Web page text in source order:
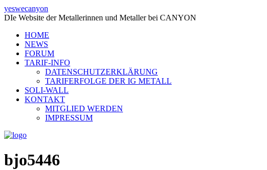
yeswecanyon
DIe Website der Metallerinnen und Metaller bei CANYON
HOME
NEWS
FORUM
TARIF-INFO
DATENSCHUTZERKLÄRUNG
TARIFERFOLGE DER IG METALL
SOLI-WALL
KONTAKT
MITGLIED WERDEN
IMPRESSUM
bjo5446